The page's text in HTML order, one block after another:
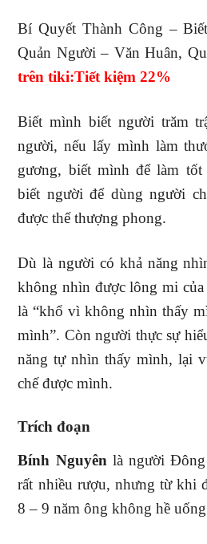
Bí Quyết Thành Công –
Quản Người – Văn Huân,
trên tiki:Tiết kiệm 22%
Biết mình biết người trăm
người, nếu lấy mình làm
gương, biết mình để làm
biết người để dùng người
được thế thượng phong.
Dù là người có khả năng
không nhìn được lông mi
là “khổ vì không nhìn thấy
mình”. Còn người thực sự
năng tự nhìn thấy mình, lại
chế được mình.
Trích đoạn
Bính Nguyên là người
rất nhiều rượu, nhưng từ khi
8 – 9 năm ông không hề